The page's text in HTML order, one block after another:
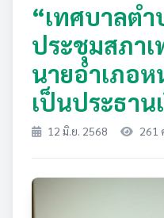
“เทศบาลต
ประชุมสภา
นายอำเภอห
เป็นประธา
12 มิ.ย. 2568 261